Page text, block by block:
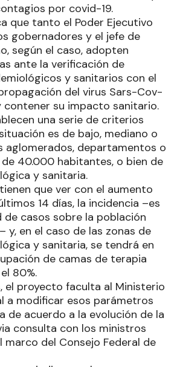
por covid-19.
que tanto el Poder Ejecutivo
gobernadores y el jefe de
según el caso, adopten
ante la verificación de
y sanitarios con el
del virus Sars-Cov-
contener su impacto sanitario.
una serie de criterios
es de bajo, mediano o
aglomerados, departamentos o
40.000 habitantes, o bien de
y sanitaria.
que ver con el aumento
14 días, la incidencia –es
de casos sobre la población
en el caso de las zonas de
y sanitaria, se tendrá en
de camas de terapia
80%.
el proyecto faculta al Ministerio
a modificar esos parámetros
de acuerdo a la evolución de la
consulta con los ministros
marco del Consejo Federal de